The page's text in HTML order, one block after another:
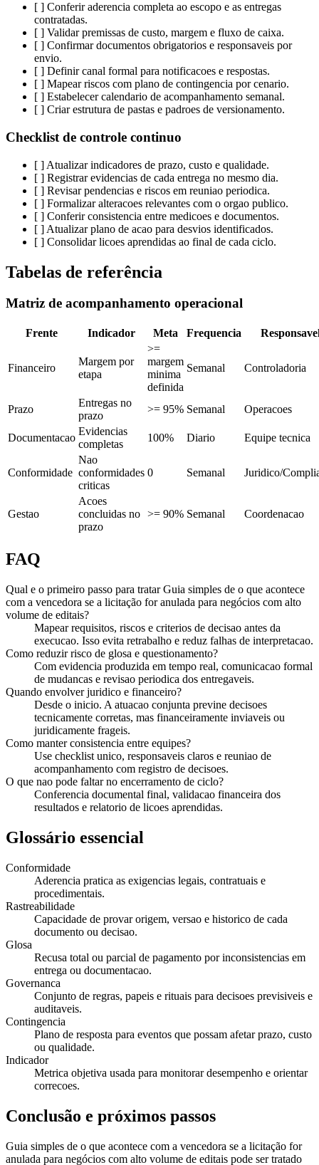
[ ] Conferir aderencia completa ao escopo e as entregas
contratadas.
[ ] Validar premissas de custo, margem e fluxo de caixa.
[ ] Confirmar documentos obrigatorios e responsaveis por
envio.
[ ] Definir canal formal para notificacoes e respostas.
[ ] Mapear riscos com plano de contingencia por cenario.
[ ] Estabelecer calendario de acompanhamento semanal.
[ ] Criar estrutura de pastas e padroes de versionamento.
Checklist de controle continuo
[ ] Atualizar indicadores de prazo, custo e qualidade.
[ ] Registrar evidencias de cada entrega no mesmo dia.
[ ] Revisar pendencias e riscos em reuniao periodica.
[ ] Formalizar alteracoes relevantes com o orgao publico.
[ ] Conferir consistencia entre medicoes e documentos.
[ ] Atualizar plano de acao para desvios identificados.
[ ] Consolidar licoes aprendidas ao final de cada ciclo.
Tabelas de referência
Matriz de acompanhamento operacional
Frente Indicador Meta Frequencia
Financeiro
Margem por
etapa
>=
margem
minima
definida
Semanal Controladoria
Prazo
Entregas no
prazo
>= 95% Semanal Operacoes
Documentacao
Evidencias
completas
100% Diario Equipe tecnica
Conformidade
Nao
conformidades
criticas
0 Semanal Juridico/
Gestao
Acoes
concluidas no
prazo
>= 90% Semanal Coordenacao
FAQ
Qual e o primeiro passo para tratar Guia simples de o que acontece
com a vencedora se a licitação for anulada para negócios com alto
volume de editais?
Mapear requisitos, riscos e criterios de decisao antes da
execucao. Isso evita retrabalho e reduz falhas de interpretacao.
Como reduzir risco de glosa e questionamento?
Com evidencia produzida em tempo real, comunicacao formal
de mudancas e revisao periodica dos entregaveis.
Quando envolver juridico e financeiro?
Desde o inicio. A atuacao conjunta previne decisoes
tecnicamente corretas, mas financeiramente inviaveis ou
juridicamente frageis.
Como manter consistencia entre equipes?
Use checklist unico, responsaveis claros e reuniao de
acompanhamento com registro de decisoes.
O que nao pode faltar no encerramento de ciclo?
Conferencia documental final, validacao financeira dos
resultados e relatorio de licoes aprendidas.
Glossário essencial
Conformidade
Aderencia pratica as exigencias legais, contratuais e
procedimentais.
Rastreabilidade
Capacidade de provar origem, versao e historico de cada
documento ou decisao.
Glosa
Recusa total ou parcial de pagamento por inconsistencias em
entrega ou documentacao.
Governanca
Conjunto de regras, papeis e rituais para decisoes previsiveis e
auditaveis.
Contingencia
Plano de resposta para eventos que possam afetar prazo, custo
ou qualidade.
Indicador
Metrica objetiva usada para monitorar desempenho e orientar
correcoes.
Conclusão e próximos passos
Guia simples de o que acontece com a vencedora se a licitação for
anulada para negócios com alto volume de editais pode ser tratado